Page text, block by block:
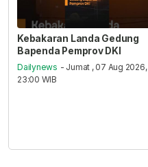
Kebakaran Landa Gedung
Bapenda Pemprov DKI
Dailynews - Jumat , 07 Aug 2026,
23:00 WIB